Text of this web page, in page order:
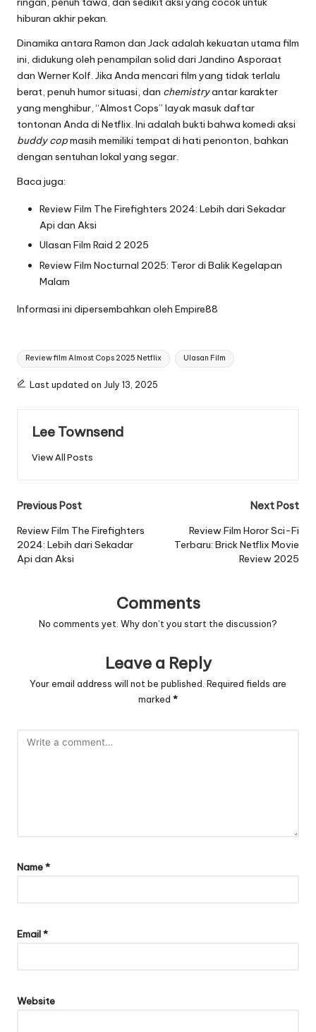
hiburan akhir pekan.
Dinamika antara Ramon dan Jack adalah kekuatan utama film
ini, didukung oleh penampilan solid dari Jandino Asporaat
dan Werner Kolf. Jika Anda mencari film yang tidak terlalu
berat, penuh humor situasi, dan chemistryantar karakter
yang menghibur, “Almost Cops” layak masuk daftar
tontonan Anda di Netflix. Ini adalah bukti bahwa komedi aksi
buddy copmasih memiliki tempat di hati penonton, bahkan
dengan sentuhan lokal yang segar.
Baca juga:
Review Film The Firefighters 2024: Lebih dari Sekadar
Api dan Aksi
Ulasan Film Raid 2 2025
Review Film Nocturnal 2025: Teror di Balik Kegelapan
Malam
Informasi ini dipersembahkan oleh Empire88
Tags:
Review film Almost Cops 2025 Netflix Ulasan Film
Last updated on July 13, 2025
Lee Townsend
View All Posts
Post
navigation
Previous Post
Review Film The Firefighters
2024: Lebih dari Sekadar
Api dan Aksi
Next Post
Review Film Horor Sci-Fi
Terbaru: Brick Netflix Movie
Review 2025
Comments
No comments yet. Why don’t you start the discussion?
Leave a Reply
Your email address will not be published. Required fields are
marked *
Name*
Email*
Website